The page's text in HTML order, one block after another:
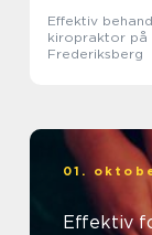
Effektiv
kiropraktor på
Frederiksberg
01.
Effektiv